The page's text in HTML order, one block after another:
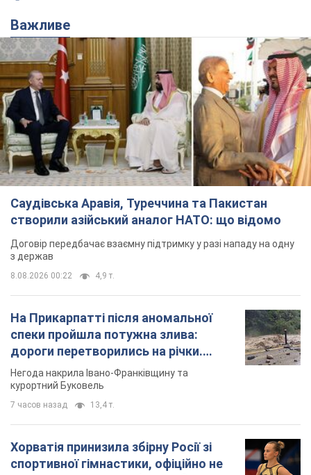
Важливе
Саудівська Аравія, Туреччина та Пакистан
створили азійський аналог НАТО: що відомо
Договір передбачає взаємну підтримку у разі нападу на одну
з держав
8.08.2026 00:22 4,9 т.
На Прикарпатті після аномальної
спеки пройшла потужна злива:
дороги перетворились на річки.
Відео
Негода накрила Івано-Франківщину та
курортний Буковель
7 часов назад 13,4 т.
Хорватія принизила збірну Росії зі
спортивної гімнастики, офіційно не